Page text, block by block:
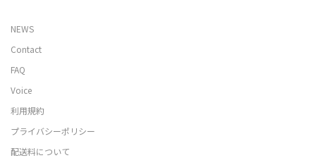
NEWS
Contact
FAQ
Voice
利用規約
プライバシーポリシー
配送料について